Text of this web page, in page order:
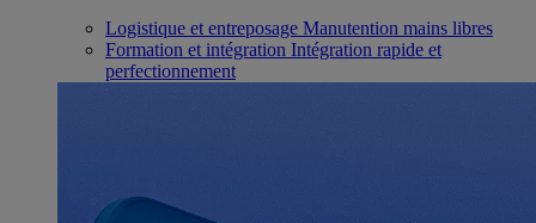
Logistique et entreposage Manutention mains libres
Formation et intégration Intégration rapide et
perfectionnement